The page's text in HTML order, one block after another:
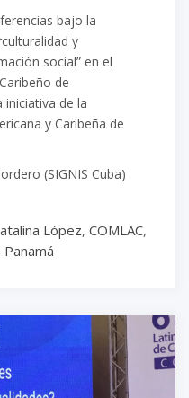
bajo la
y
social” en el
de
iniciativa de la
y Caribeña de
(SIGNIS Cuba)
López, COMLAC,
Panamá